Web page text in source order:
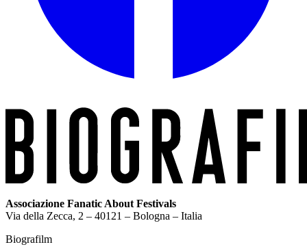
Associazione Fanatic About Festivals
Via della Zecca, 2 – 40121 – Bologna – Italia
Biografilm